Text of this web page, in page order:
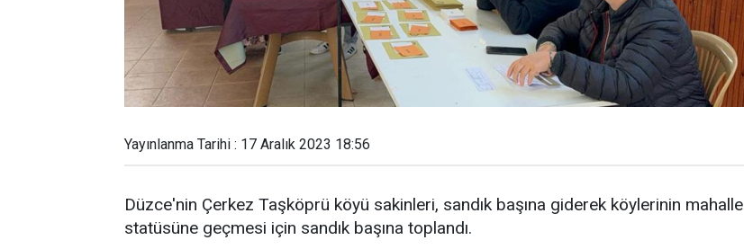
Yayınlanma Tarihi : 17 Aralık 2023 18:56
Düzce'nin Çerkez Taşköprü köyü sakinleri, sandık başına giderek köylerinin mahalle
statüsüne geçmesi için sandık başına toplandı.